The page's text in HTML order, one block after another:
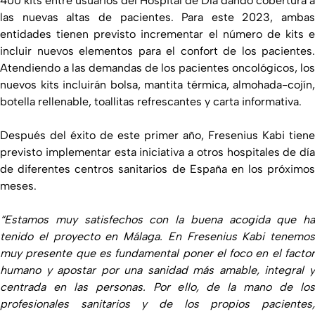
las nuevas altas de pacientes. Para este 2023, ambas
entidades tienen previsto incrementar el número de kits e
incluir nuevos elementos para el confort de los pacientes.
Atendiendo a las demandas de los pacientes oncológicos, los
nuevos kits incluirán bolsa, mantita térmica, almohada-cojín,
botella rellenable, toallitas refrescantes y carta informativa.
Después del éxito de este primer año, Fresenius Kabi tiene
previsto implementar esta iniciativa a otros hospitales de día
de diferentes centros sanitarios de España en los próximos
meses.
“Estamos muy satisfechos con la buena acogida que ha
tenido el proyecto en Málaga. En Fresenius Kabi tenemos
muy presente que es fundamental poner el foco en el factor
humano y apostar por una sanidad más amable, integral y
centrada en las personas. Por ello, de la mano de los
profesionales sanitarios y de los propios pacientes,